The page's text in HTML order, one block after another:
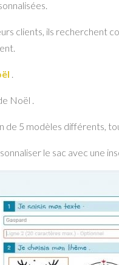
clients, ils recherchent
.
Noël .
de 5 modèles différents,
le sac avec une